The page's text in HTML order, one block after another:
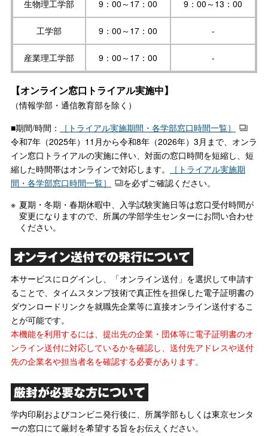
生物理工学部 9：00～17：00 9：00～13：00
工学部 9：00～17：00 -
産業理工学部 9：00～17：00 -
【オンライン窓口トライアル実施中】
（情報学部・通信教育部を除く）
■期間/時間：
［トライアル実施期間・各学部窓口時間一覧］
令和7年（2025年）11月から令和8年（2026年）3月まで、オンラ
イン窓口トライアルの実施に伴い、対面の窓口時間を短縮し、短
縮した時間帯はオンラインで対応します。
［トライアル実施期
間・各学部窓口時間一覧］
を必ずご確認ください。
夏期・冬期・春期休暇中、入学試験実施日等は窓口受付時間が
変更になりますので、所属の学部学生センターにお問い合わせ
ください。
オンライン送付での発行について
本サービスにログインし、「オンライン送付」を選択して申請す
ることで、タイムスタンプ技術で真正性を担保した電子証明書の
ダウンロードリンクを就職先企業等に直接オンライン送付するこ
とが可能です。
本機能を利用するには、提出先の企業・団体等に電子証明書のオ
ンライン送付に対応しているかを確認し、送付先アドレスや送付
先の企業名や担当者名を確認する必要があります。
厳封が必要な方について
学内印刷およびコンビニ発行後に、所属学部もしくは東京センタ
ーの窓口にて厳封を希望する旨をお伝えください。